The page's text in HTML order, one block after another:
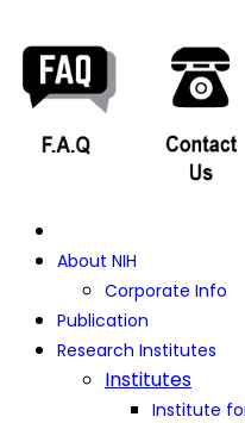
About NIH
Corporate Info
Publication
Research Institutes
Institutes
Institute